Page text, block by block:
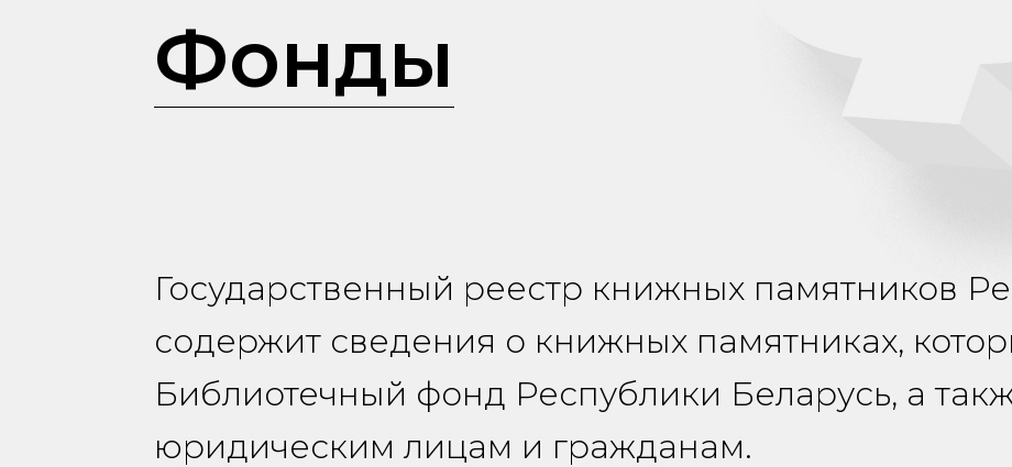
Фонды
Государственный реестр книжных памятников
содержит сведения о книжных памятниках,
Библиотечный фонд Республики Беларусь, а
юридическим лицам и гражданам.